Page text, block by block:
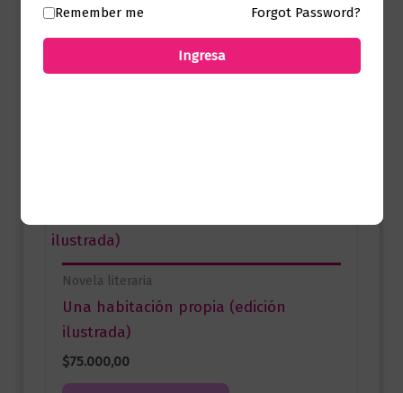
Lo que no tiene nombre – Ed. Especial
Novela literaria
Una habitación propia (edición
ilustrada)
$75.000,00
Remember me Forgot Password?
Ingresa